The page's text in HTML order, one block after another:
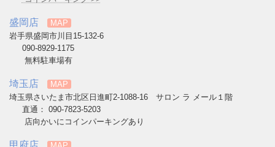
盛岡店
MAP
岩手県盛岡市川目15-132-6
090-8929-1175
無料駐車場有
埼玉店
MAP
埼玉県さいたま市北区日進町2-1088-16 サロン ラ メール１階
直通： 090-7823-5203
店向かいにコインパーキングあり